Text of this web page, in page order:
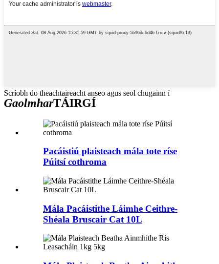
Scríobh do theachtaireacht anseo agus seol chugainn í
GaolmharTÁIRGÍ
Pacáistiú plaisteach mála tote ríse
Púitsí cothroma
Mála Pacáistithe Láimhe Ceithre-
Shéala Bruscair Cat 10L